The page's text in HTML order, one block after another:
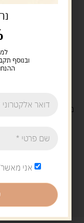
משלוח חינםבקנייה מעל 329
ובנוסף
אני